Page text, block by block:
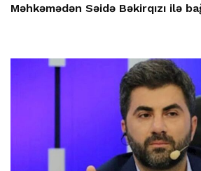
Məhkəmədən Səidə Bəkirqızı ilə